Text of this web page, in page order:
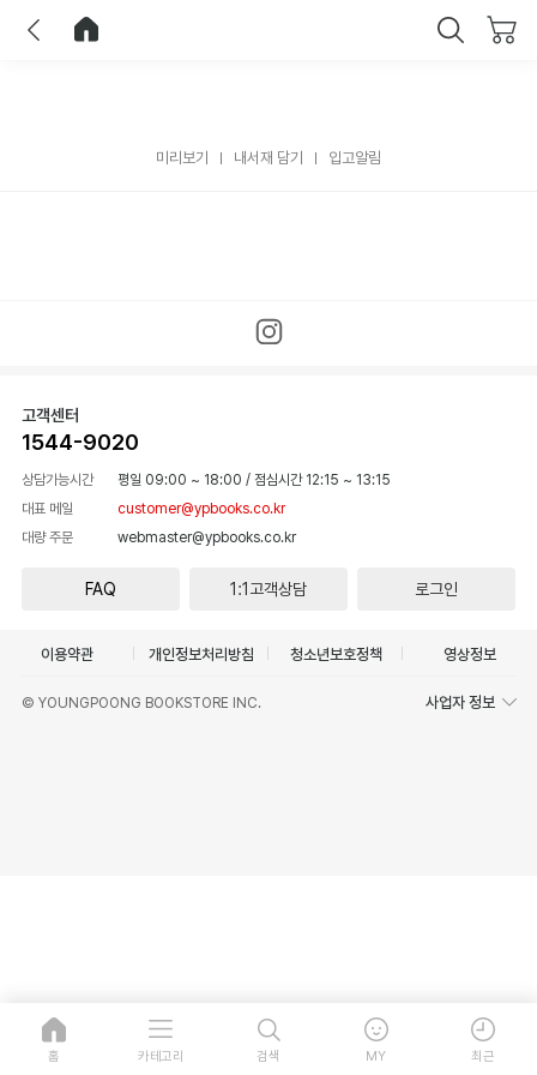
미리보기 내서재 담기 입고알림
고객센터
1544-9020
상담가능시간 평일 09:00 ~ 18:00 / 점심시간 12:15 ~ 13:15
대표 메일
customer@ypbooks.co.kr
대량 주문
webmaster@ypbooks.co.kr
FAQ 1:1고객상담 로그인
이용약관 개인정보처리방침 청소년보호정책 영상정보
© YOUNGPOONG BOOKSTORE INC. 사업자 정보
홈 카테고리 검색 MY 최근